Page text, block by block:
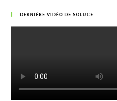
DERNIÈRE VIDÉO DE SOLUCE